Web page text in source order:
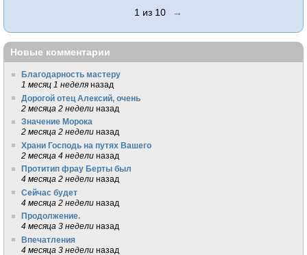
1 из 10 →
Новые комментарии
Благодарность мастеру
1 месяц 1 неделя назад
Дорогой отец Алексий, очень
2 месяца 2 недели назад
Значение Морока
2 месяца 2 недели назад
Храни Господь на путях Вашего
2 месяца 4 недели назад
Протитип фрау Берты был
4 месяца 2 недели назад
Сейчас будет
4 месяца 2 недели назад
Продолжение.
4 месяца 3 недели назад
Впечатления
4 месяца 3 недели назад